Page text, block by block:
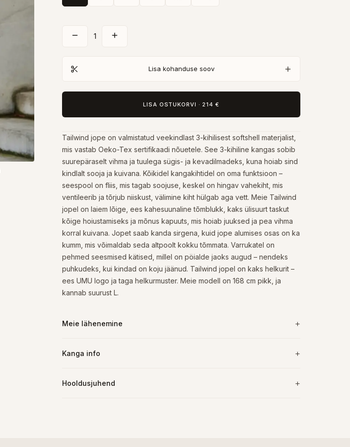
1
Lisa kohanduse soov
LISA OSTUKORVI · 214 €
Tailwind jope on valmistatud veekindlast 3-kihilisest softshell materjalist,
mis vastab Oeko-Tex sertifikaadi nõuetele. See 3-kihiline kangas sobib
suurepäraselt vihma ja tuulega sügis- ja kevadilmadeks, kuna hoiab sind
kindlalt sooja ja kuivana. Kõikidel kangakihtidel on oma funktsioon –
seespool on fliis, mis tagab soojuse, keskel on hingav vahekiht, mis
ventileerib ja tõrjub niiskust, välimine kiht hülgab aga vett. Meie Tailwind
jopel on laiem lõige, ees kahesuunaline tõmblukk, kaks ülisuurt taskut
kõige hoiustamiseks ja mõnus kapuuts, mis hoiab juuksed ja pea vihma
korral kuivana. Jopet saab kanda sirgena, kuid jope alumises osas on ka
kumm, mis võimaldab seda altpoolt kokku tõmmata. Varrukatel on
pehmed seesmised kätised, millel on pöialde jaoks augud – nendeks
puhkudeks, kui kindad on koju jäänud. Tailwind jopel on kaks helkurit –
ees UMU logo ja taga helkurmuster. Meie modell on 168 cm pikk, ja
kannab suurust L.
Meie lähenemine
Kanga info
Hooldusjuhend